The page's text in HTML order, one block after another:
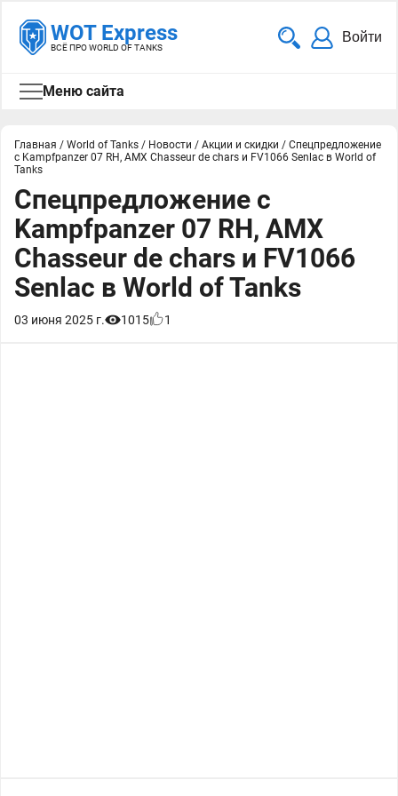
WOT Express
ВСЁ ПРО WORLD OF TANKS
Войти
Меню сайта
Главная / World of Tanks / Новости / Акции и скидки / Спецпредложение
с Kampfpanzer 07 RH, AMX Chasseur de chars и FV1066 Senlac в World of
Tanks
Спецпредложение с
Kampfpanzer 07 RH, AMX
Chasseur de chars и FV1066
Senlac в World of Tanks
03 июня 2025 г. 1015 1